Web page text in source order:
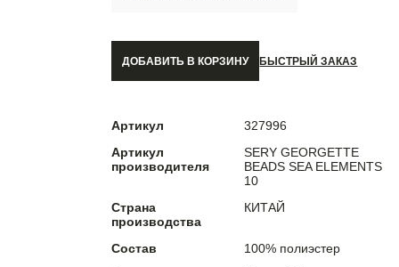
ДОБАВИТЬ В КОРЗИНУ БЫСТРЫЙ ЗАКАЗ
Артикул
327996
Артикул
производителя
SERY GEORGETTE
BEADS SEA ELEMENTS
10
Страна
производства
КИТАЙ
Состав
100% полиэстер